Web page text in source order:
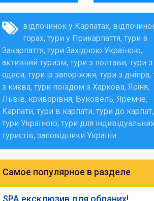
відпочинок у Карпатах
горах тури у Прикарпаття тури в
Закарпаття тури Західною Україною
активний туризм тури з полтави тури з
одеси тури із запоріжжя тури з дніпра
з києва тури поїздом з Харкова Ясіня
Львів криворівня Буковель Яремче
Карпати тури в карпати тури до карпат
тури Україною тури для індивідуальних
туристів заповідники України
Самое популярное в разделе
SPA ексклюзив для обраних!